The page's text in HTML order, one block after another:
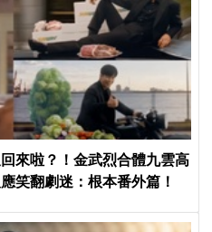
來啦？！金武烈合體九雲高
笑翻劇迷：根本番外篇！